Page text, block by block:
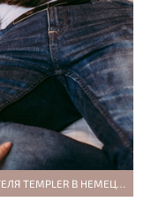
ФОТОСЕССИЯ БЕРЕМЕННОСТИ В НОМЕРЕ ОТЕЛЯ TEMPLER В НЕМЕЦКОЙ КОЛОНИИ В ХАЙФЕ